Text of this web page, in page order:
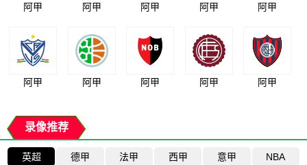
阿甲 阿甲 阿甲 阿甲 阿甲
阿甲 阿甲 阿甲 阿甲 阿甲
录像推荐
英超 德甲 法甲 西甲 意甲 NBA